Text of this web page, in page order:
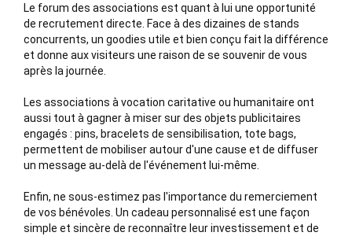
Le forum des associations est quant à lui une opportunité
de recrutement directe. Face à des dizaines de stands
concurrents, un goodies utile et bien conçu fait la différence
et donne aux visiteurs une raison de se souvenir de vous
après la journée.
Les associations à vocation caritative ou humanitaire ont
aussi tout à gagner à miser sur des objets publicitaires
engagés : pins, bracelets de sensibilisation, tote bags,
permettent de mobiliser autour d'une cause et de diffuser
un message au-delà de l'événement lui-même.
Enfin, ne sous-estimez pas l'importance du remerciement
de vos bénévoles. Un cadeau personnalisé est une façon
simple et sincère de reconnaître leur investissement et de